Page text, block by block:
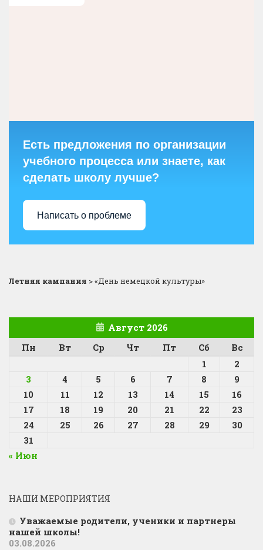
Есть предложения по организации
учебного процесса или знаете, как
сделать школу лучше?
Написать о проблеме
Летняя кампания >«День немецкой культуры»
Август 2026
Пн
Вт Ср Чт Пт Сб
Вс
1
2
3
4 5 6 7 8
9
10
11 12 13 14 15
16
17
18 19 20 21 22
23
24
25 26 27 28 29
30
31
« Июн
НАШИ МЕРОПРИЯТИЯ
Уважаемые родители, ученики и партнеры
нашей школы!
03.08.2026